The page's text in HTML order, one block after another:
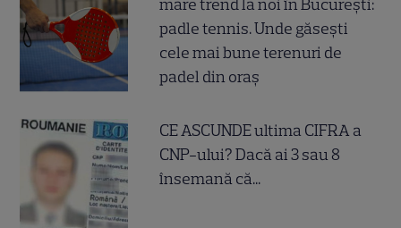
mare trend la noi în București:
padle tennis. Unde găsești
cele mai bune terenuri de
padel din oraș
CE ASCUNDE ultima CIFRA a
CNP-ului? Dacă ai 3 sau 8
însemană că...